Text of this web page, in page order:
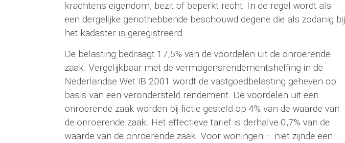
krachtens eigendom, bezit of beperkt recht. In de regel wordt als
een dergelijke genothebbende beschouwd degene die als zodanig bij
het kadaster is geregistreerd.
De belasting bedraagt 17,5% van de voordelen uit de onroerende
zaak. Vergelijkbaar met de vermogensrendementsheffing in de
Nederlandse Wet IB 2001 wordt de vastgoedbelasting geheven op
basis van een verondersteld rendement. De voordelen uit een
onroerende zaak worden bij fictie gesteld op 4% van de waarde van
de onroerende zaak. Het effectieve tarief is derhalve 0,7% van de
waarde van de onroerende zaak. Voor woningen – niet zijnde een